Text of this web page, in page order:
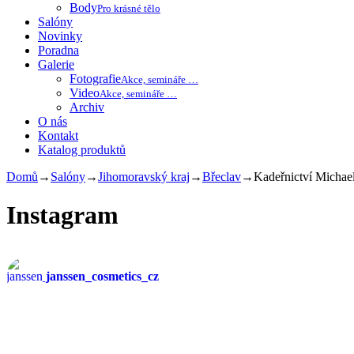
BodyPro krásné tělo
Salóny
Novinky
Poradna
Galerie
FotografieAkce, semináře …
VideoAkce, semináře …
Archiv
O nás
Kontakt
Katalog produktů
Domů → Salóny→Jihomoravský kraj →Břeclav→Kadeřnictví
Instagram
janssen_cosmetics_cz